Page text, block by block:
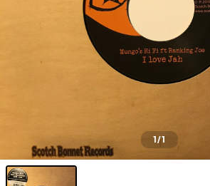
1/1